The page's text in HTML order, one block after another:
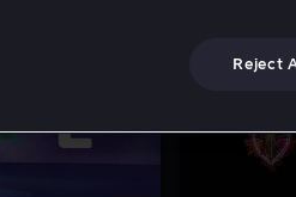
Reject